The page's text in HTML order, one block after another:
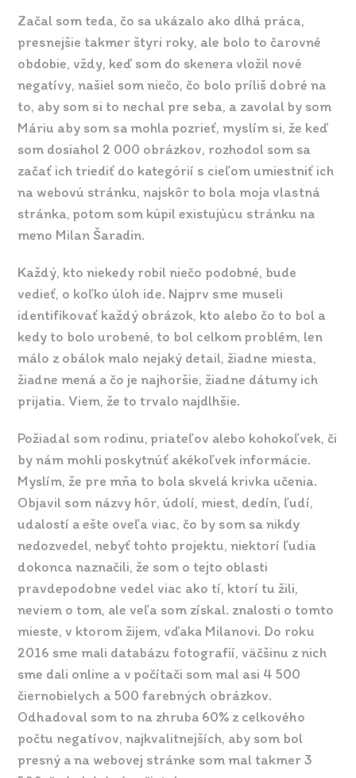
Začal som teda, čo sa ukázalo ako dlhá práca,
presnejšie takmer štyri roky, ale bolo to čarovné
obdobie, vždy, keď som do skenera vložil nové
negatívy, našiel som niečo, čo bolo príliš dobré na
to, aby som si to nechal pre seba, a zavolal by som
Máriu aby som sa mohla pozrieť, myslím si, že keď
som dosiahol 2 000 obrázkov, rozhodol som sa
začať ich triediť do kategórií s cieľom umiestniť ich
na webovú stránku, najskôr to bola moja vlastná
stránka, potom som kúpil existujúcu stránku na
meno Milan Šaradin.
Každý, kto niekedy robil niečo podobné, bude
vedieť, o koľko úloh ide. Najprv sme museli
identifikovať každý obrázok, kto alebo čo to bol a
kedy to bolo urobené, to bol celkom problém, len
málo z obálok malo nejaký detail, žiadne miesta,
žiadne mená a čo je najhoršie, žiadne dátumy ich
prijatia. Viem, že to trvalo najdlhšie.
Požiadal som rodinu, priateľov alebo kohokoľvek, či
by nám mohli poskytnúť akékoľvek informácie.
Myslím, že pre mňa to bola skvelá krivka učenia.
Objavil som názvy hôr, údolí, miest, dedín, ľudí,
udalostí a ešte oveľa viac, čo by som sa nikdy
nedozvedel, nebyť tohto projektu, niektorí ľudia
dokonca naznačili, že som o tejto oblasti
pravdepodobne vedel viac ako tí, ktorí tu žili,
neviem o tom, ale veľa som získal. znalosti o tomto
mieste, v ktorom žijem, vďaka Milanovi. Do roku
2016 sme mali databázu fotografií, väčšinu z nich
sme dali online a v počítači som mal asi 4 500
čiernobielych a 500 farebných obrázkov.
Odhadoval som to na zhruba 60% z celkového
počtu negatívov, najkvalitnejších, aby som bol
presný a na webovej stránke som mal takmer 3